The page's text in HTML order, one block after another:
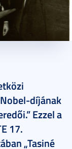
díjának
Ezzel a
17.
„Tasiné